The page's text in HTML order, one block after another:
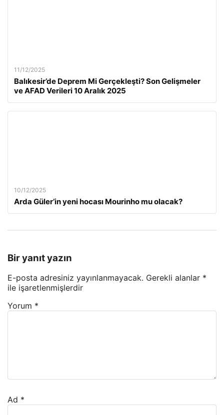
11/12/2025
Balıkesir’de Deprem Mi Gerçekleşti? Son Gelişmeler
ve AFAD Verileri 10 Aralık 2025
10/12/2025
Arda Güler’in yeni hocası Mourinho mu olacak?
Bir yanıt yazın
E-posta adresiniz yayınlanmayacak. Gerekli alanlar *
ile işaretlenmişlerdir
Yorum *
Ad *